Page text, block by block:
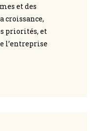
et des
croissance,
priorités, et
l’entreprise